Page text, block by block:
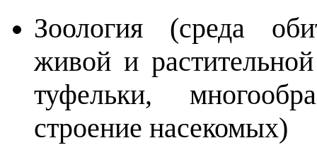
Зоология (среда
живой и
туфельки,
строение насекомых)